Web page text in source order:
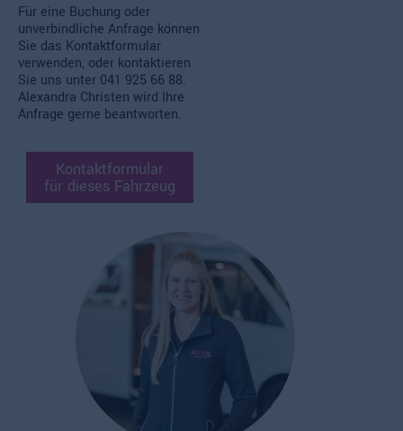
Für eine Buchung oder
unverbindliche Anfrage können
Sie das Kontaktformular
verwenden, oder kontaktieren
Sie uns unter 041 925 66 88.
Alexandra Christen wird Ihre
Anfrage gerne beantworten.
Kontaktformular
für dieses Fahrzeug